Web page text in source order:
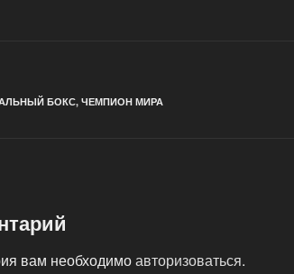
БОКС, ЧЕМПИОН МИРА
вам необходимоавторизоваться.